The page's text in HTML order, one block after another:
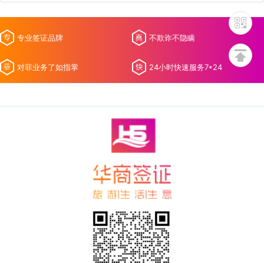
专业签证品牌 不欺诈不隐瞒
对菲业务了如指掌 24小时快速服务7*24